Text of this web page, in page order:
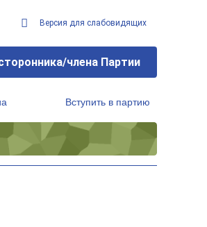
Версия для слабовидящих
члена Партии
Вступить в партию